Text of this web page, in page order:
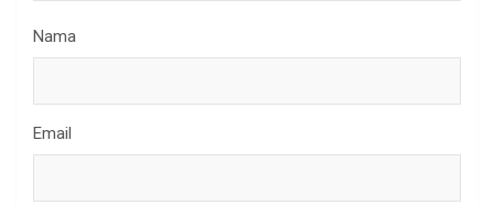
Nama
Email